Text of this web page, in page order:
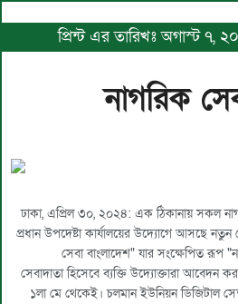
প্রিন্ট এর তারিখঃ অগাস্ট ৭,
নাগরিক
ঢাকা, এপ্রিল ৩০, ২০২৪: এক ঠিকানায় সকল
প্রধান উপদেষ্টা কার্যালয়ের উদ্যোগে আসছে
সেবা বাংলাদেশ" যার সংক্ষেপিত রূপ
সেবাদাতা হিসেবে ব্যক্তি উদ্যোক্তারা আবেদন
১লা মে থেকেই। চলমান ইউনিয়ন ডিজিটাল